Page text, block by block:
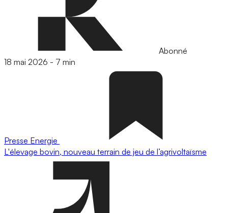
Abonné
18 mai 2026 - 7 min
Presse Energie
L'élevage bovin, nouveau terrain de jeu de l’agrivoltaïsme